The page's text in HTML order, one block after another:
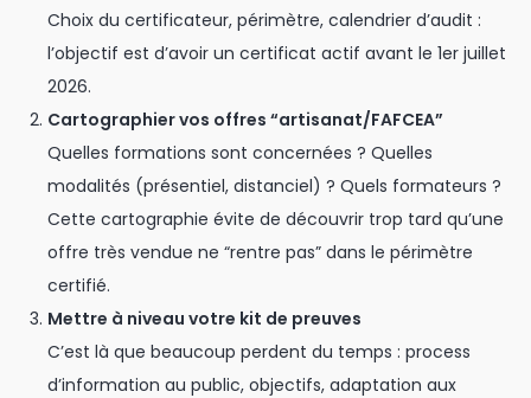
Choix du certificateur, périmètre, calendrier d’audit :
l’objectif est d’avoir un certificat actif avant le 1er juillet
2026.
Cartographier vos offres “artisanat/FAFCEA”
Quelles formations sont concernées ? Quelles
modalités (présentiel, distanciel) ? Quels formateurs ?
Cette cartographie évite de découvrir trop tard qu’une
offre très vendue ne “rentre pas” dans le périmètre
certifié.
Mettre à niveau votre kit de preuves
C’est là que beaucoup perdent du temps : process
d’information au public, objectifs, adaptation aux